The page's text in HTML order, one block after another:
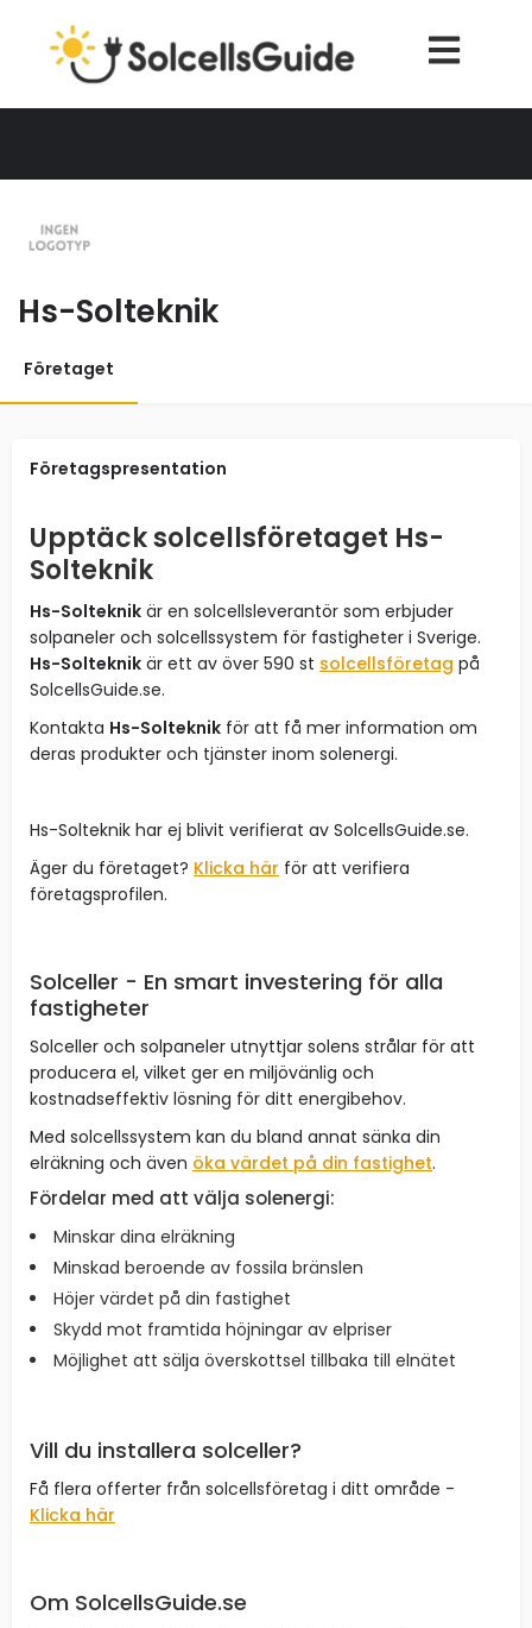
Hs-Solteknik
Företaget
Företagspresentation
Upptäck solcellsföretaget Hs-
Solteknik
Hs-Solteknik är en solcellsleverantör som erbjuder
solpaneler och solcellssystem för fastigheter i Sverige.
Hs-Solteknik är ett av över 590 st solcellsföretag på
SolcellsGuide.se.
Kontakta Hs-Solteknik för att få mer information om
deras produkter och tjänster inom solenergi.
Hs-Solteknik har ej blivit verifierat av SolcellsGuide.se.
Äger du företaget? Klicka här för att verifiera
företagsprofilen.
Solceller - En smart investering för alla
fastigheter
Solceller och solpaneler utnyttjar solens strålar för att
producera el, vilket ger en miljövänlig och
kostnadseffektiv lösning för ditt energibehov.
Med solcellssystem kan du bland annat sänka din
elräkning och även öka värdet på din fastighet.
Fördelar med att välja solenergi:
Minskar dina elräkning
Minskad beroende av fossila bränslen
Höjer värdet på din fastighet
Skydd mot framtida höjningar av elpriser
Möjlighet att sälja överskottsel tillbaka till elnätet
Vill du installera solceller?
Få flera offerter från solcellsföretag i ditt område -
Klicka här
Om SolcellsGuide.se